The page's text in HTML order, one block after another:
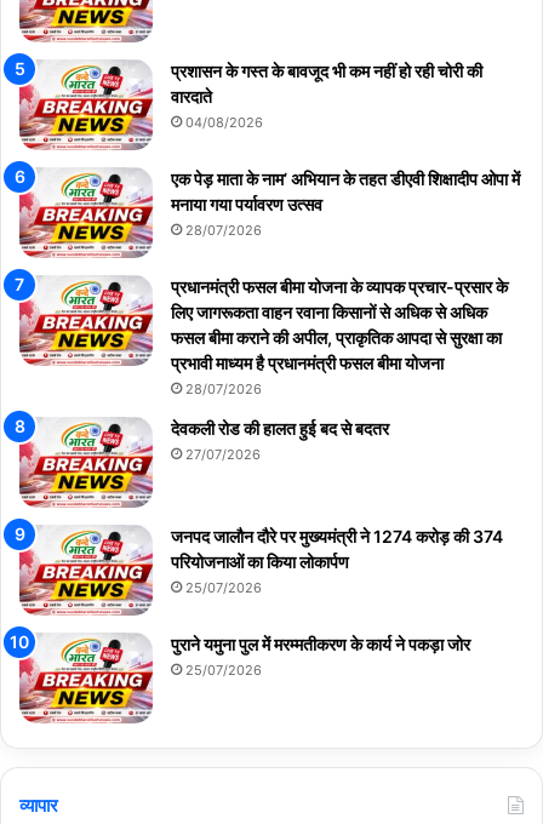
प्रशासन के गस्त के बावजूद भी कम नहीं हो रही चोरी की
वारदाते
04/08/2026
एक पेड़ माता के नाम’ अभियान के तहत डीएवी शिक्षादीप ओपा में
मनाया गया पर्यावरण उत्सव
28/07/2026
प्रधानमंत्री फसल बीमा योजना के व्यापक प्रचार-प्रसार के
लिए जागरूकता वाहन रवाना किसानों से अधिक से अधिक
फसल बीमा कराने की अपील, प्राकृतिक आपदा से सुरक्षा का
प्रभावी माध्यम है प्रधानमंत्री फसल बीमा योजना
28/07/2026
देवकली रोड की हालत हुई बद से बदतर
27/07/2026
जनपद जालौन दौरे पर मुख्यमंत्री ने 1274 करोड़ की 374
परियोजनाओं का किया लोकार्पण
25/07/2026
पुराने यमुना पुल में मरम्मतीकरण के कार्य ने पकड़ा जोर
25/07/2026
व्यापार